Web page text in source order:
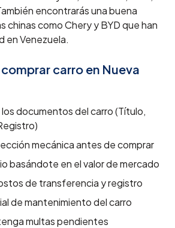
encontrarás una buena
chinas como Chery y BYD que han
en Venezuela.
carro en Nueva
documentos del carro (Título,
mecánica antes de comprar
basándote en el valor de mercado
de transferencia y registro
de mantenimiento del carro
multas pendientes